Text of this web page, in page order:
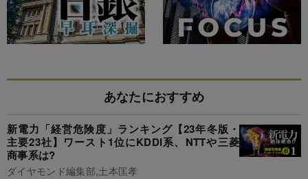
あなたにおすすめ
新電力「経営危険度」ランキング【23年冬版・
主要23社】ワースト1位にKDDI系、NTTや三菱
商事系は?
ダイヤモンド編集部,土本匡孝